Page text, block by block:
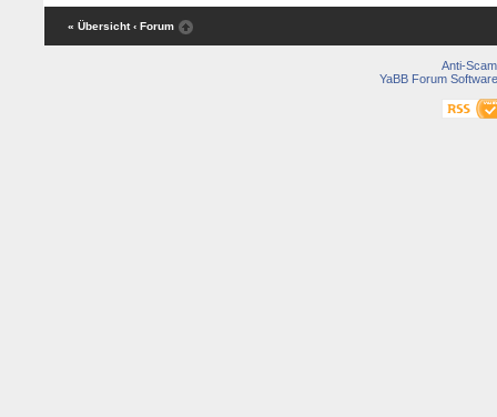
« Übersicht ‹ Forum
Anti-Scam
YaBB Forum Software